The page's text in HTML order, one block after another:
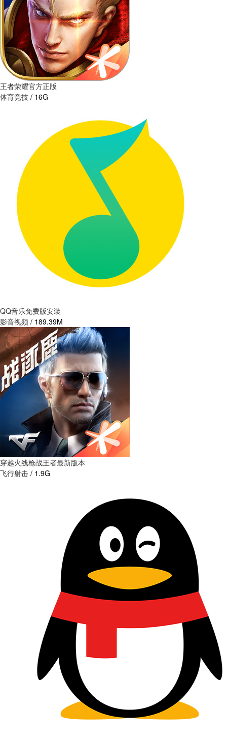
王者荣耀官方正版
体育竞技 / 16G
QQ音乐免费版安装
影音视频 / 189.39M
穿越火线枪战王者最新版本
飞行射击 / 1.9G